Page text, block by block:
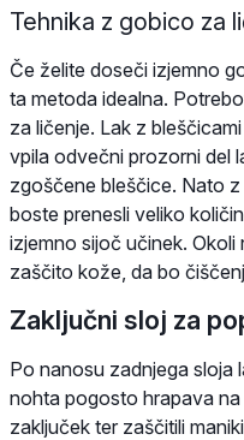
Tehnika z gobico za
Če želite doseči izjemno
ta metoda idealna.
za ličenje. Lak z
vpila odvečni prozorni del
zgoščene bleščice. Nato
boste prenesli veliko
izjemno sijoč učinek.
zaščito kože, da bo
Zaključni sloj za
Po nanosu zadnjega sloja
nohta pogosto hrapava
zaključek ter zaščitili